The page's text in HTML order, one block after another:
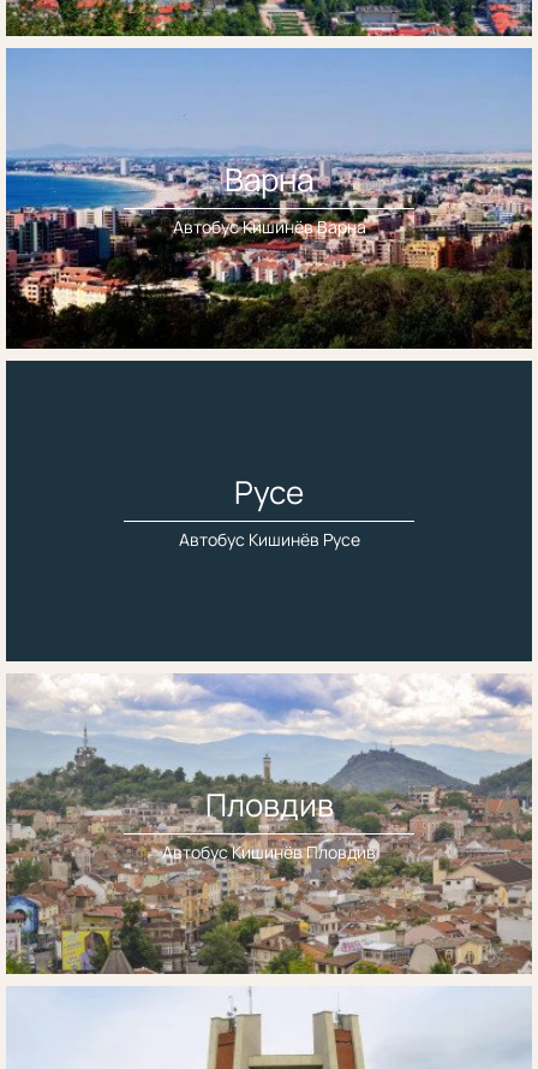
Варна
Автобус Кишинёв Варна
Русе
Автобус Кишинёв Русе
Пловдив
Автобус Кишинёв Пловдив